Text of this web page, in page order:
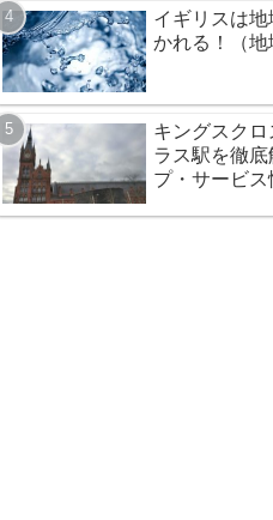
イギリスは
かれる！（地
キングスク
ラス駅を徹
プ・サービス